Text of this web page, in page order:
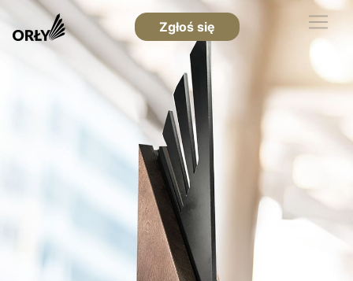
Zgłoś się